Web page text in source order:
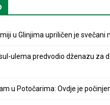
u Glinjima upriličen je svečani
ulema predvodio dženazu za
u Potočarima: Ovdje je